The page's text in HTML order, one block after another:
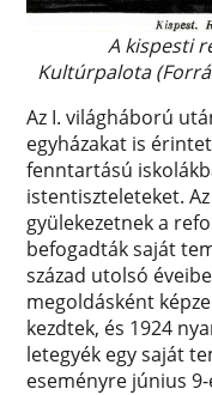
A kispesti
Kultúrpalota
Az I. világháború
egyházakat is
fenntartású
istentiszteleteket.
gyülekezetnek a
befogadták saját
század utolsó
megoldásként
kezdtek, és 1924
letegyék egy saját
eseményre június